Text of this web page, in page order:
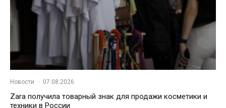
Новости · 07.08.2026
Zara получила товарный знак для продажи косметики и
техники в России